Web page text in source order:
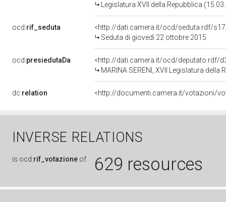
Legislatura XVII della Repubblica
ocd:rif_seduta
<http://dati.camera.it/ocd/seduta.rdf/
Seduta di giovedì 22 ottobre 2015
ocd:presiedutaDa
<http://dati.camera.it/ocd/deputato.rdf/
MARINA SERENI, XVII Legislatura della
dc:relation
INVERSE RELATIONS
is ocd:rif_votazione of 629 resources